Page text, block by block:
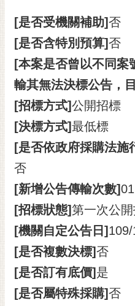
[是否受機關補助]否
[是否含特別預算]否
[本案是否曾以不同案
輸其無法決標公告，
[招標方式]公開招標
[決標方式]最低標
[是否依政府採購法施
否
[新增公告傳輸次數]01
[招標狀態]第一次公
[機關自定公告日]
[是否複數決標]否
[是否訂有底價] 是
[是否屬特殊採購]否